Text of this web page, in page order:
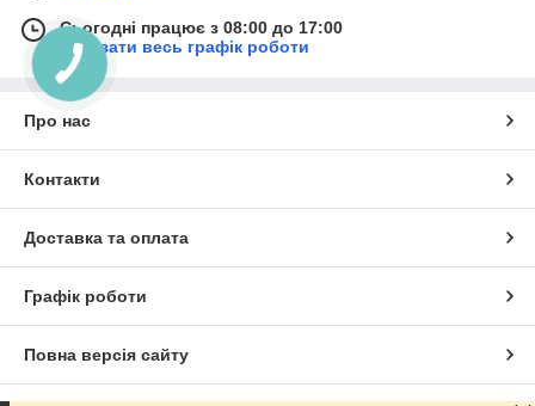
Сьогодні працює з 08:00 до 17:00
Показати весь графік роботи
Про нас
Контакти
Доставка та оплата
Графік роботи
Повна версія сайту